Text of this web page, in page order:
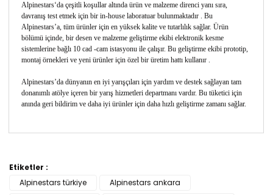
Alpinestars‘da çeşitli koşullar altında ürün ve malzeme direnci yanı sıra,
davranış test etmek için bir in-house laboratuar bulunmaktadır . Bu
Alpinestars’a, tüm ürünler için en yüksek kalite ve tutarlılık sağlar. Ürün
bölümü içinde, bir desen ve malzeme geliştirme ekibi elektronik kesme
sistemlerine bağlı 10 cad -cam istasyonu ile çalışır. Bu geliştirme ekibi prototip,
montaj örnekleri ve yeni ürünler için özel bir üretim hattı kullanır .
Alpinestars’da dünyanın en iyi yarışçıları için yardım ve destek sağlayan tam
donanımlı atölye içeren bir yarış hizmetleri departmanı vardır. Bu tüketici için
anında geri bildirim ve daha iyi ürünler için daha hızlı geliştirme zamanı sağlar.
diğer konularda yetersiz gördüğünüz noktaları öneri
Görüş ve önerileriniz için teşekkür ederiz.
Etiketler :
Alpinestars türkiye
Alpinestars ankara